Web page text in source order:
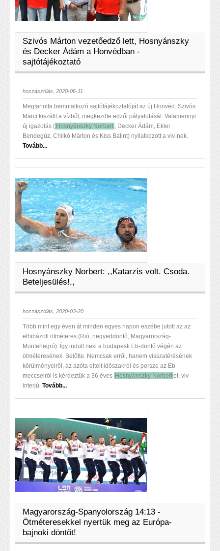
Szivós Márton vezetőedző lett, Hosnyánszky
és Decker Ádám a Honvédban -
sajtótájékoztató
hozzászólás, 2020-06-11
Megtartotta bemutatkozó sajtótájékoztatóját az új Honvéd. Szivós
Marci kiszállt a vízből, megkezdte edzői pályafutását. Valamennyi
új igazolás ( Hosnyánszky Norbert
, Decker Ádám, Ekler
Bendegúz, Chilkó Márton és Kiss Bálint) nyilatkozott a vlv-nek.
Tovább...
Hosnyánszky Norbert: ,,Katarzis volt. Csoda.
Beteljesülés!,,
hozzászólás, 2020-03-20
Több mint egy éven át minden egyes napon eszébe jutott az az
elhibázott ötméteres (Rió, negyeddöntő, Magyarország-
Montenegró). Így indult neki a budapesti Eb-döntő végén az
ötméteresének. Belőtte. Nemcsak erről, hanem visszatérésének
körülményeiről, az azóta eltelt időszakról és persze az Eb
meccseiről is kérdeztük a 36 éves Hosnyánszky Norbertet. vlv-
interjú. Tovább...
Magyarország-Spanyolország 14:13 -
Ötméteresekkel nyertük meg az Európa-
bajnoki döntőt!